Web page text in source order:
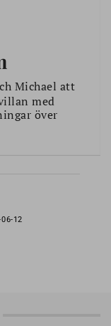
är ofta dyrare.
boendet är mindre
vara enkelt att
senare delen av
Michael att
med
över
12